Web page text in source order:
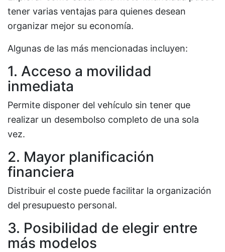
tener varias ventajas para quienes desean
organizar mejor su economía.
Algunas de las más mencionadas incluyen:
1. Acceso a movilidad
inmediata
Permite disponer del vehículo sin tener que
realizar un desembolso completo de una sola
vez.
2. Mayor planificación
financiera
Distribuir el coste puede facilitar la organización
del presupuesto personal.
3. Posibilidad de elegir entre
más modelos